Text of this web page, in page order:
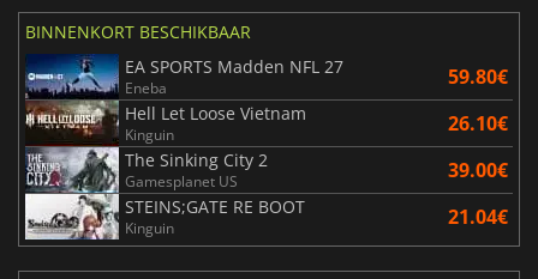
BINNENKORT BESCHIKBAAR
EA SPORTS Madden NFL 27
Eneba 59.80€
Hell Let Loose Vietnam
Kinguin 26.10€
The Sinking City 2
Gamesplanet US 39.00€
STEINS;GATE RE BOOT
Kinguin 21.04€